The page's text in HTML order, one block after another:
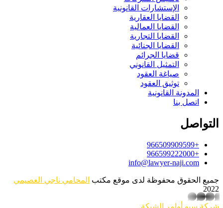
الإستشارات القانونية
القضايا العقارية
القضايا العمالية
القضايا التجارية
القضايا الجنائية
قضايا الجرائم
التمثيل القانوني
صياغة العقود
توثيق العقود
المدونة القانونية
اتصل بنا
التواصل
+966509909599
+966599222000
info@lawyer-naji.com
جميع الحقوق محفوظة لدى موقع مكتب المحامي ناجي العصيمي
2022
شركة سيو أوامر الشبكة
whatsapp